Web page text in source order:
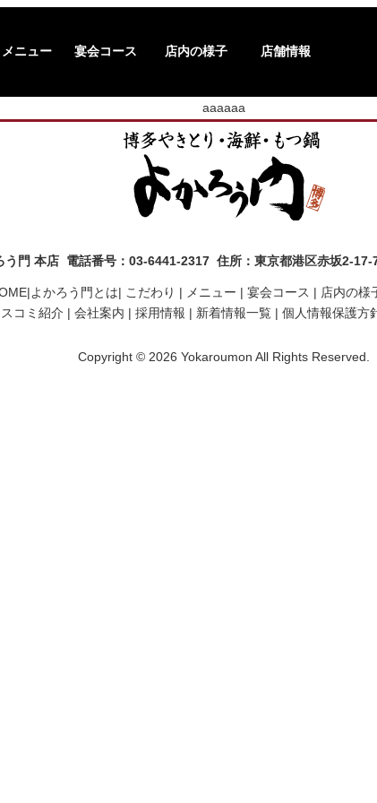
メニュー 宴会コース 店内の様子 店舗情報
aaaaaa
う門 本店 電話番号：03-6441-2317 住所：東京都港区赤坂2-17-
よかろう門とは| こだわり | メニュー | 宴会コース | 店内の様
コミ紹介 | 会社案内 | 採用情報 | 新着情報一覧 | 個人情報保護方
Copyright © 2026 Yokaroumon All Rights Reserved.